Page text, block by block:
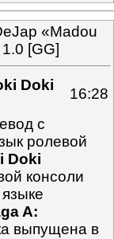
«Madou
[GG]
Doki
16:28
с
ролевой
Doki
консоли
A:
выпущена в